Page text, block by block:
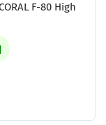
F-80 High